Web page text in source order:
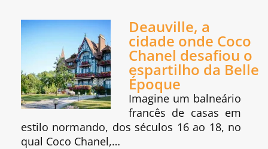
Deauville, a
cidade onde Coco
Chanel desafiou o
espartilho da Belle
Époque
Imagine um balneário
francês de casas em
estilo normando, dos séculos 16 ao 18, no
qual Coco Chanel,…